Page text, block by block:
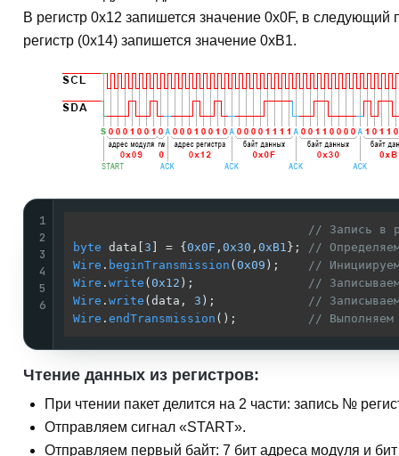
В регистр 0x12 запишется значение 0x0F, в следующий
регистр (0x14) запишется значение 0xB1
1
2
3
4
5
6
// Запись в
byte data[ 3 ] = {0x0F 0x30 0xB1 };
//
Wire
beginTransmission (0x09 );
//
Wire write (0x12 );
//
Wire write (data, 3 );
//
Wire
endTransmission (); // Выполняем
Чтение данных из регистров:
При чтении пакет делится на 2 части: запись №
Отправляем сигнал «START».
Отправляем первый байт: 7 бит адреса модуля и